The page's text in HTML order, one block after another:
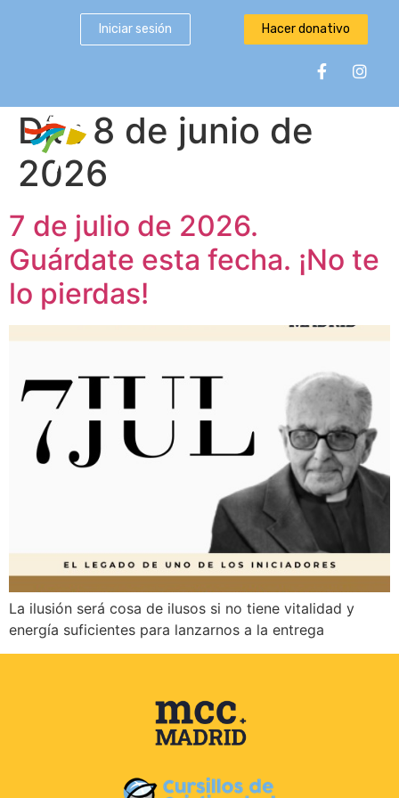
Iniciar sesión Hacer donativo
Día:8 de junio de
2026
7 de julio de 2026.
Guárdate esta fecha. ¡No te
lo pierdas!
La ilusión será cosa de ilusos si no tiene vitalidad y
energía suficientes para lanzarnos a la entrega